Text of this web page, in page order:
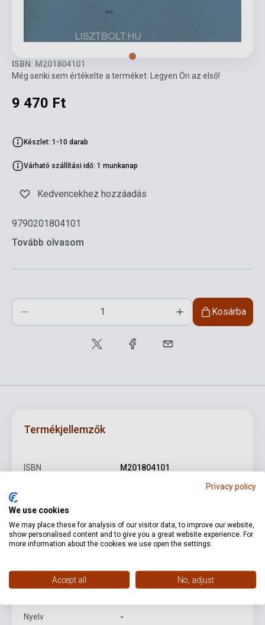
ISBN: M201804101
Még senki sem értékelte a terméket. Legyen Ön az első!
9 470 Ft
Készlet: 1-10 darab
Várható szállítási idő: 1 munkanap
Kedvencekhez hozzáadás
9790201804101
Tovább olvasom
Kosárba
Termékjellemzők
ISBN M201804101
Oldalszám
Kötés Puhakötés
Kiadási év 2012
Nyelv -
Privacy policy
We use cookies
We may place these for analysis of our visitor data, to improve our website,
show personalised content and to give you a great website experience. For
more information about the cookies we use open the settings.
Accept all No, adjust